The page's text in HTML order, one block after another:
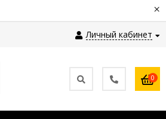
×
Личный кабинет
0